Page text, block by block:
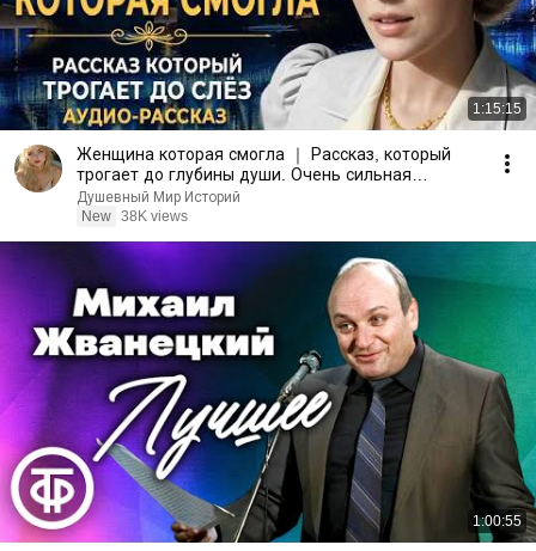
1:15:15
Женщина которая смогла ｜ Рассказ, который
трогает до глубины души. Очень сильная
история ｜ рассказ.
Душевный Мир Историй
New 38K views
1:00:55